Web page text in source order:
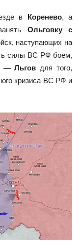
в Коренево, а
Ольговку с
наступающих на
силы ВС РФ боем,
— Льгов для того,
кризиса ВС РФ и